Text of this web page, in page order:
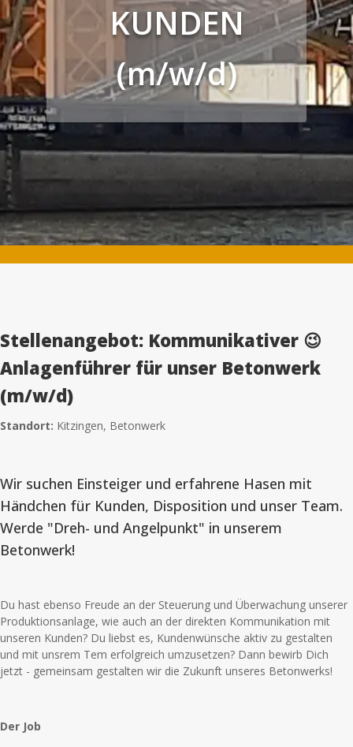
KUNDEN
(m/w/d)
Stellenangebot: Kommunikativer 😉
Anlagenführer für unser Betonwerk
(m/w/d)
Standort: Kitzingen, Betonwerk
Wir suchen Einsteiger und erfahrene Hasen mit
Händchen für Kunden, Disposition und unser Team.
Werde "Dreh- und Angelpunkt" in unserem
Betonwerk!
Du hast ebenso Freude an der Steuerung und Überwachung unserer
Produktionsanlage, wie auch an der direkten Kommunikation mit
unseren Kunden? Du liebst es, Kundenwünsche aktiv zu gestalten
und mit unsrem Tem erfolgreich umzusetzen? Dann bewirb Dich
jetzt - gemeinsam gestalten wir die Zukunft unseres Betonwerks!
Der Job